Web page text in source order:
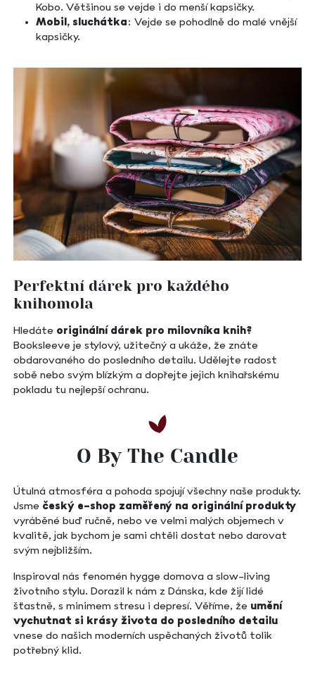
Kobo. Většinou se vejde i do menší kapsičky.
Mobil, sluchátka: Vejde se pohodlně do malé vnější
kapsičky.
Perfektní dárek pro každého
knihomola
Hledáte originální dárek pro milovníka knih?
Booksleeve je stylový, užitečný a ukáže, že znáte
obdarovaného do posledního detailu. Udělejte radost
sobě nebo svým blízkým a dopřejte jejich knihařskému
pokladu tu nejlepší ochranu.
O By The Candle
Útulná atmosféra a pohoda spojují všechny naše produkty.
Jsme český e-shop zaměřený na originální produkty
vyráběné buď ručně, nebo ve velmi malých objemech v
kvalitě, jak bychom je sami chtěli dostat nebo darovat
svým nejbližším.
Inspiroval nás fenomén hygge domova a slow-living
životního stylu. Dorazil k nám z Dánska, kde žijí lidé
šťastně, s minimem stresu i depresí. Věříme, že umění
vychutnat si krásy života do posledního detailu
vnese do našich moderních uspěchaných životů tolik
potřebný klid.